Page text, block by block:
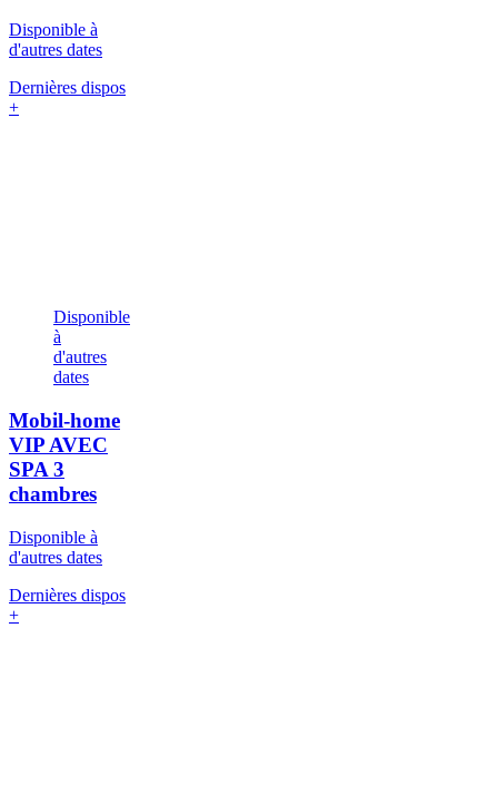
Disponible à
d'autres dates
Dernières dispos
+
Disponible
à
d'autres
dates
Mobil-home
VIP AVEC
SPA 3
chambres
Disponible à
d'autres dates
Dernières dispos
+